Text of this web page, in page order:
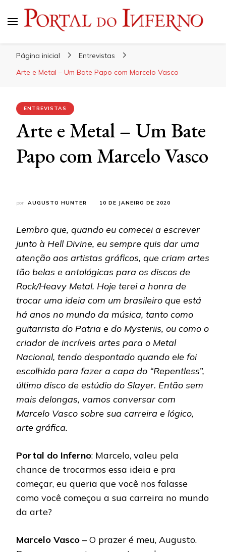
Página inicial
Entrevistas
Arte e Metal – Um Bate Papo com Marcelo Vasco
ENTREVISTAS
Arte e Metal – Um Bate
Papo com Marcelo Vasco
por AUGUSTO HUNTER 10 DE JANEIRO DE 2020
Lembro que, quando eu comecei a escrever
junto à Hell Divine, eu sempre quis dar uma
atenção aos artistas gráficos, que criam artes
tão belas e antológicas para os discos de
Rock/Heavy Metal. Hoje terei a honra de
trocar uma ideia com um brasileiro que está
há anos no mundo da música, tanto como
guitarrista do Patria e do Mysteriis, ou como o
criador de incríveis artes para o Metal
Nacional, tendo despontado quando ele foi
escolhido para fazer a capa do “Repentless”,
último disco de estúdio do Slayer. Então sem
mais delongas, vamos conversar com
Marcelo Vasco sobre sua carreira e lógico,
arte gráfica.
Portal do Inferno: Marcelo, valeu pela
chance de trocarmos essa ideia e pra
começar, eu queria que você nos falasse
como você começou a sua carreira no mundo
da arte?
Marcelo Vasco – O prazer é meu, Augusto.